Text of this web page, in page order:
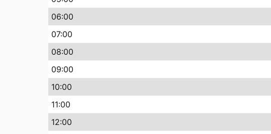
06:00
07:00
08:00
09:00
10:00
11:00
12:00